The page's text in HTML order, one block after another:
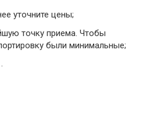
уточните цены;
точку приема. Чтобы
были минимальные;